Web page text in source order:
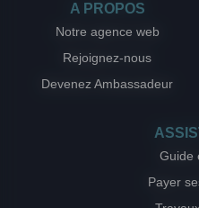
A PROPOS
Notre agence web
Rejoignez-nous
Devenez Ambassadeur
Guide
Payer